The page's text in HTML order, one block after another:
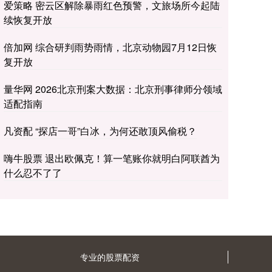
爱策略 密云区解除暴雨红色预警，文旅场所今起陆
续恢复开放
倍加网 综合研判雨势雨情，北京动物园7月12日恢
复开放
量华网 2026北京刑案大数据：北京刑事律师分领域
适配指南
凡资配 “探店一哥”白冰，为何还敢顶风偷税？
嗨牛股票 退出欧佩克！算一笔账你就明白阿联酋为
什么忍不了了
专业的股票配资